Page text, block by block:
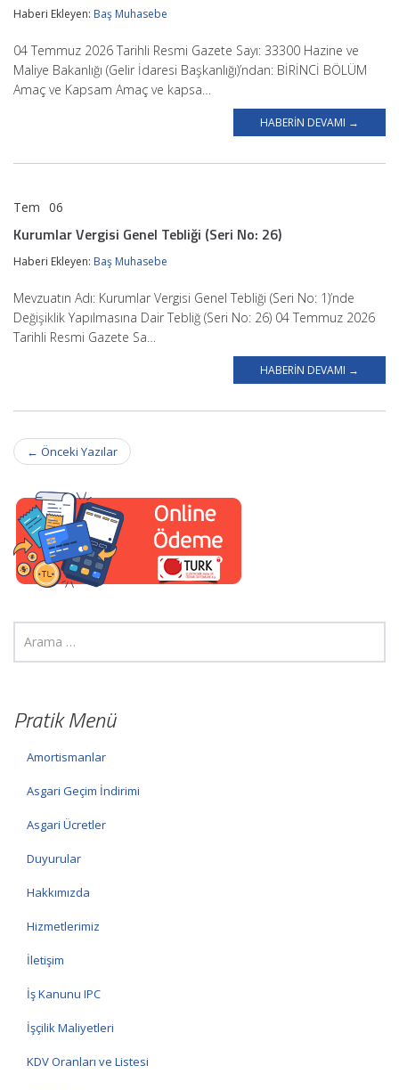
Haberi Ekleyen: Baş Muhasebe
04 Temmuz 2026 Tarihli Resmi Gazete Sayı: 33300 Hazine ve
Maliye Bakanlığı (Gelir İdaresi Başkanlığı)’ndan: BİRİNCİ BÖLÜM
Amaç ve Kapsam Amaç ve kapsa…
HABERIN DEVAMI →
Tem 06
Kurumlar Vergisi Genel Tebliği (Seri No: 26)
Haberi Ekleyen: Baş Muhasebe
Mevzuatın Adı: Kurumlar Vergisi Genel Tebliği (Seri No: 1)’nde
Değişiklik Yapılmasına Dair Tebliğ (Seri No: 26) 04 Temmuz 2026
Tarihli Resmi Gazete Sa…
HABERIN DEVAMI →
Post
navigation
← Önceki Yazılar
Pratik Menü
Amortismanlar
Asgari Geçim İndirimi
Asgari Ücretler
Duyurular
Hakkımızda
Hizmetlerimiz
İletişim
İş Kanunu IPC
İşçilik Maliyetleri
KDV Oranları ve Listesi